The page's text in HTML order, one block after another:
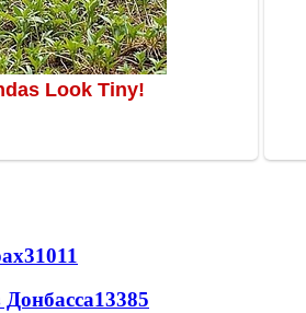
31011
13385